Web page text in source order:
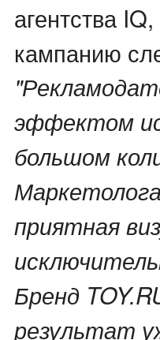
агентства
кампанию
эффектом
большом
приятная
Бренд
результат